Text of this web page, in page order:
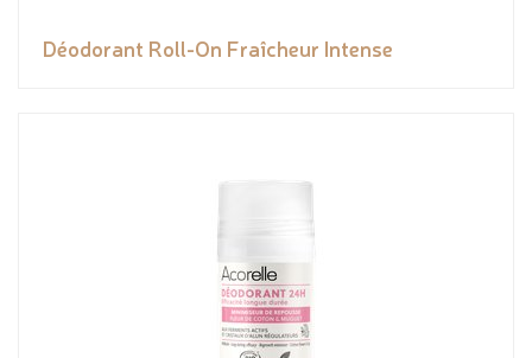
Déodorant Roll-On Fraîcheur Intense